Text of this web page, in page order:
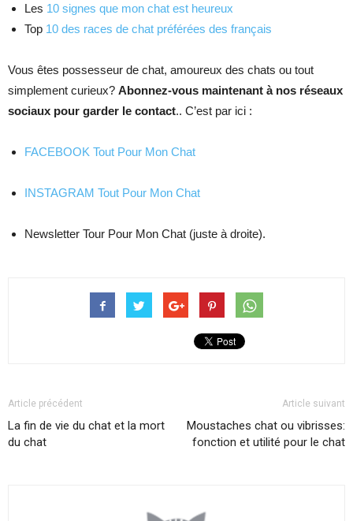
Les 10 signes que mon chat est heureux
Top 10 des races de chat préférées des français
Vous êtes possesseur de chat, amoureux des chats ou tout
simplement curieux? Abonnez-vous maintenant à nos réseaux
sociaux pour garder le contact.. C’est par ici :
FACEBOOK Tout Pour Mon Chat
INSTAGRAM Tout Pour Mon Chat
Newsletter Tour Pour Mon Chat (juste à droite).
Article précédent
La fin de vie du chat et la mort
du chat
Article suivant
Moustaches chat ou vibrisses:
fonction et utilité pour le chat